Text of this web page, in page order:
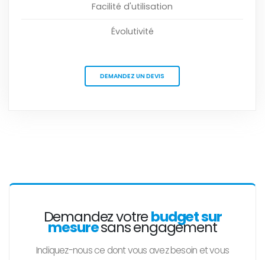
Facilité d'utilisation
Évolutivité
DEMANDEZ UN DEVIS
Demandez votrebudget sur
mesuresans engagement
Indiquez-nous ce dont vous avez besoin et vous